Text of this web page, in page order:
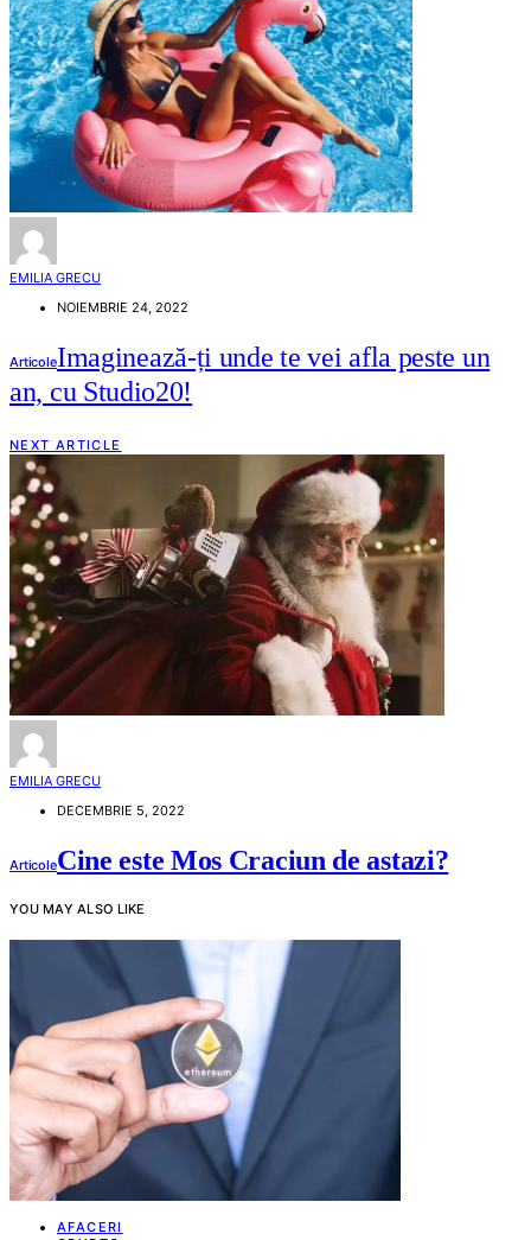
EMILIA GRECU
NOIEMBRIE 24, 2022
ArticoleImaginează-ți unde te vei afla peste un
an, cu Studio20!
NEXT ARTICLE
EMILIA GRECU
DECEMBRIE 5, 2022
ArticoleCine este Mos Craciun de astazi?
YOU MAY ALSO LIKE
AFACERI